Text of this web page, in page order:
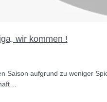
wir kommen !
Saison aufgrund zu weniger